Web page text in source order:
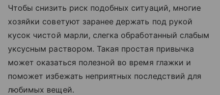
Чтобы снизить риск подобных ситуаций, многие
хозяйки советуют заранее держать под рукой
кусок чистой марли, слегка обработанный слабым
уксусным раствором. Такая простая привычка
может оказаться полезной во время глажки и
поможет избежать неприятных последствий для
любимых вещей.